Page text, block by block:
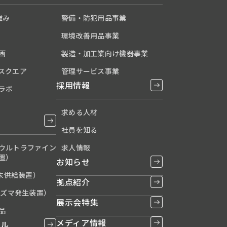
み
クエア
ボ
ルトラファイン
給装置）
マ発生装置）
警備・防犯用品事業
環境改善用品事業
製造・加工業向け機器事業
管理サービス事業
採用情報
求める人材
社員を知る
求人情報
お知らせ
拠点紹介
展示会特集
メディア情報